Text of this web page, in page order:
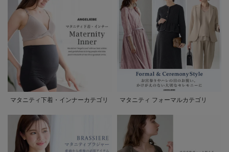
マタニティ下着・インナーカテゴリ マタニティ フォーマルカテゴリ